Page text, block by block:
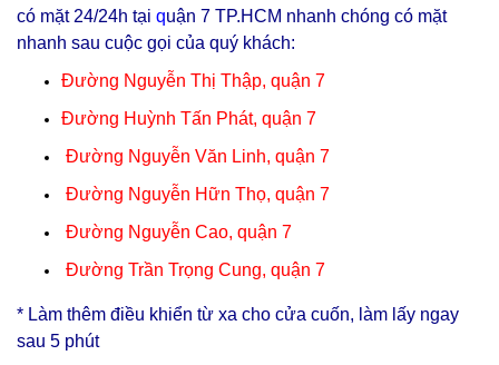
có mặt 24/24h tại quận 7 TP.HCM nhanh chóng có mặt
nhanh sau cuộc gọi của quý khách:
Đường Nguyễn Thị Thập, quận 7
Đường Huỳnh Tấn Phát, quận 7
Đường Nguyễn Văn Linh, quận 7
Đường Nguyễn Hữn Thọ, quận 7
Đường Nguyễn Cao, quận 7
Đường Trần Trọng Cung, quận 7
* Làm thêm điều khiển từ xa cho cửa cuốn, làm lấy ngay
sau 5 phút